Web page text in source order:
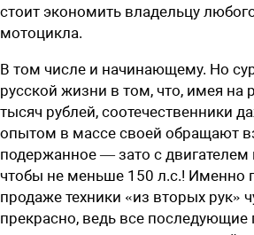
стоит экономить владельцу
мотоцикла.
В том числе и начинающему. Но
русской жизни в том, что, имея на
тысяч рублей, соотечественники
опытом в массе своей обращают
подержанное — зато с двигателем
чтобы не меньше 150 л.с.! Именно
продаже техники «из вторых рук»
прекрасно, ведь все